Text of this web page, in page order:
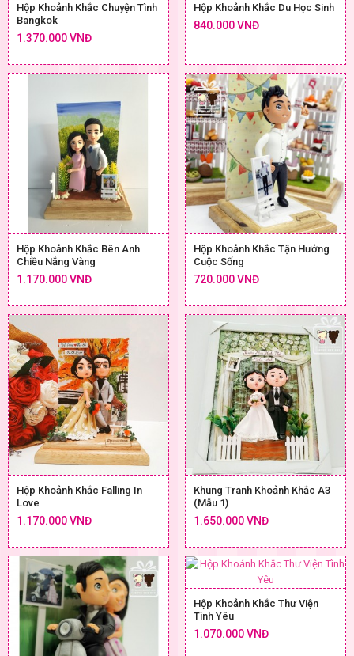
Hộp Khoảnh Khắc Chuyện Tình
Bangkok
1.370.000 VNĐ
Hộp Khoảnh Khắc Du Học Sinh
840.000 VNĐ
Hộp Khoảnh Khắc Bên Anh
Chiều Nắng Vàng
1.170.000 VNĐ
Hộp Khoảnh Khắc Tận Hưởng
Cuộc Sống
720.000 VNĐ
Hộp Khoảnh Khắc Falling In
Love
1.170.000 VNĐ
Khung Tranh Khoảnh Khắc A3
(Mẫu 1)
1.650.000 VNĐ
Hộp Khoảnh Khắc Thư Viện
Tình Yêu
1.070.000 VNĐ